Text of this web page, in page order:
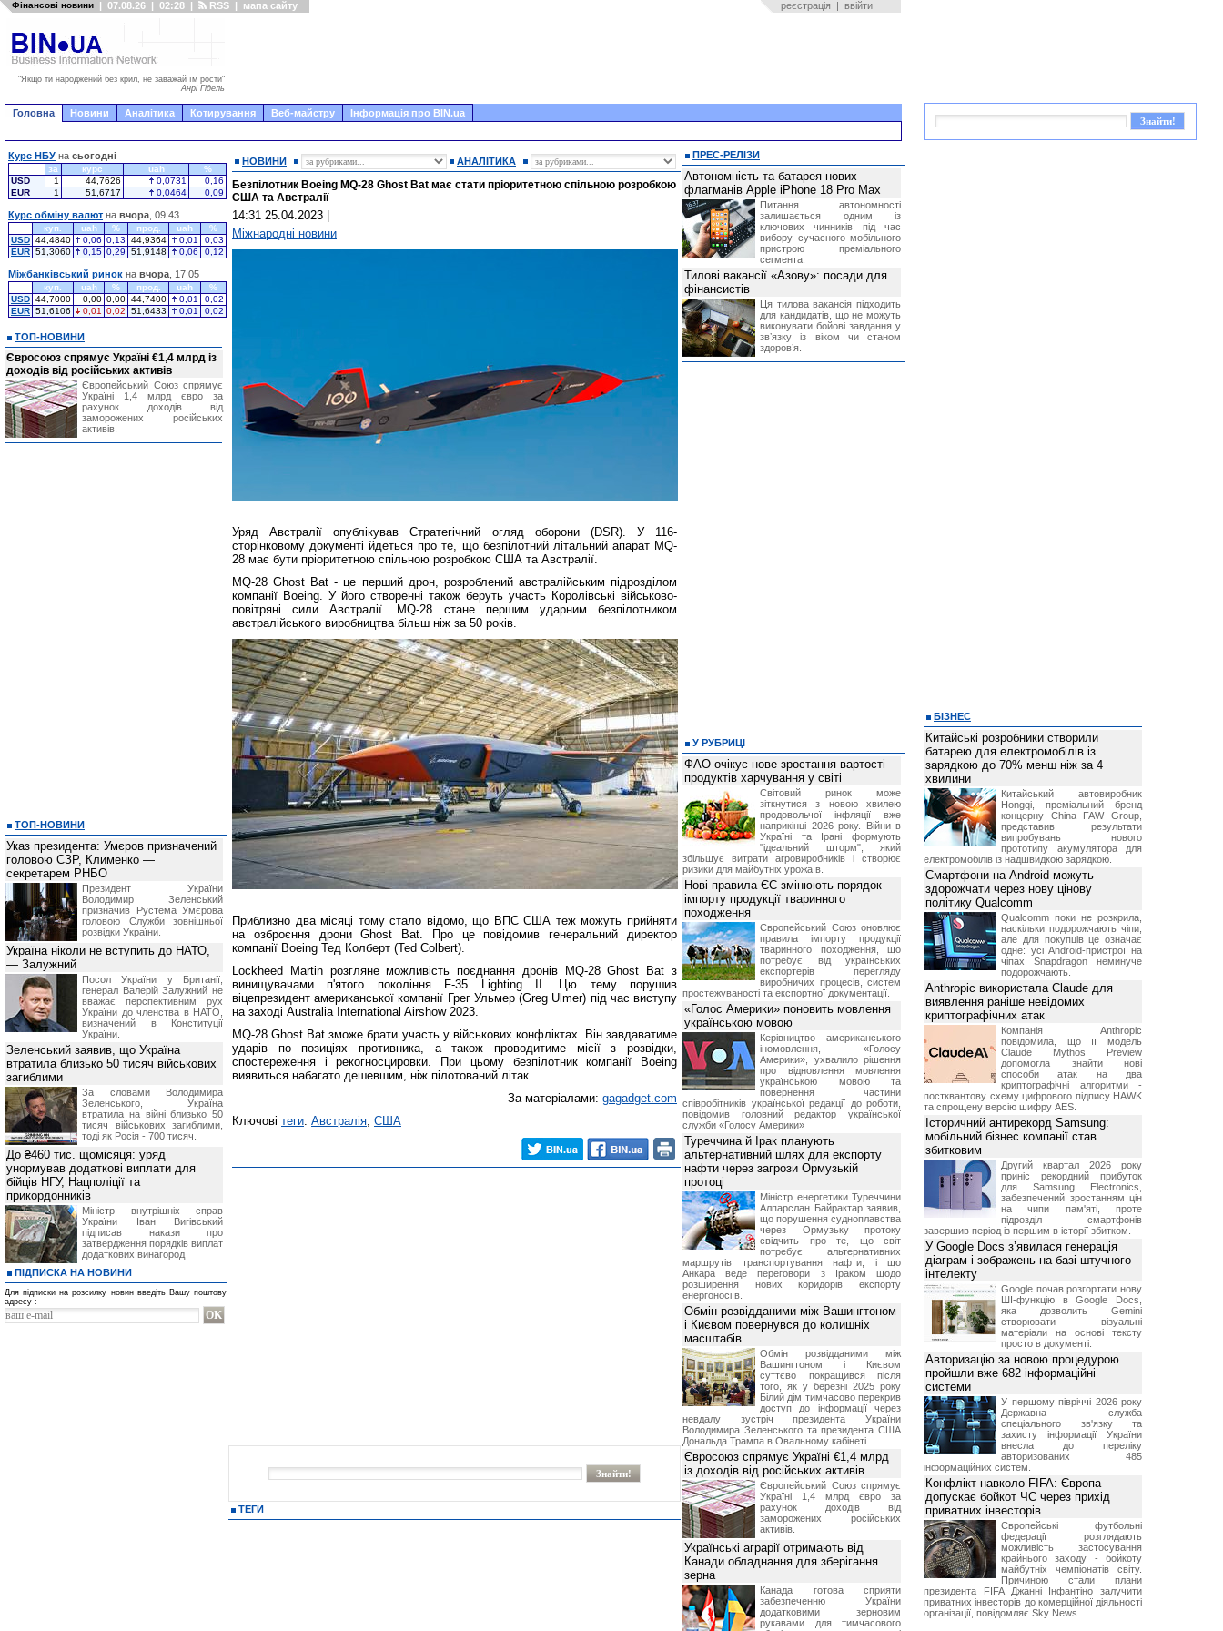
Фінансові новини | 07.08.26 | 02:28 | RSS | мапа сайту реєстрація | ввійти
"Якщо ти народжений без крил, не заважай їм рости"
Анрі Гідель
Головна Новини Аналітика Котирування Веб-майстру Інформація про BIN.ua
НОВИНИ АНАЛІТИКА
Безпілотник Boeing MQ-28 Ghost Bat має стати пріоритетною спільною розробкою
США та Австралії
14:31 25.04.2023
Міжнародні новини
Уряд Австралії опублікував Стратегічний огляд оборони (DSR). У 116-
сторінковому документі йдеться про те, що безпілотний літальний апарат MQ-
28 має бути пріоритетною спільною розробкою США та Австралії.
MQ-28 Ghost Bat - це перший дрон, розроблений австралійським підрозділом
компанії Boeing. У його створенні також беруть участь Королівські військово-
повітряні сили Австралії. MQ-28 стане першим ударним безпілотником
австралійського виробництва більш ніж за 50 років.
Приблизно два місяці тому стало відомо, що ВПС США теж можуть прийняти
на озброєння дрони Ghost Bat. Про це повідомив генеральний директор
компанії Boeing Тед Колберт (Ted Colbert).
Lockheed Martin розгляне можливість поєднання дронів MQ-28 Ghost Bat з
винищувачами п'ятого покоління F-35 Lighting II. Цю тему порушив
віцепрезидент американської компанії Грег Ульмер (Greg Ulmer) під час виступу
на заході Australia International Airshow 2023.
MQ-28 Ghost Bat зможе брати участь у військових конфліктах. Він завдаватиме
ударів по позиціях противника, а також проводитиме місії з розвідки,
спостереження і рекогносцировки. При цьому безпілотник компанії Boeing
виявиться набагато дешевшим, ніж пілотований літак.
За матеріалами: gagadget.com
Ключові теги: Австралія, США
ТЕГИ
Курс НБУ на сьогодні
за курс uah
%
USD
1 44,7626 0,0731
0,16
EUR
1 51,6717 0,0464 0,09
Курс обміну валют на вчора , 09:43
куп. uah % прод. uah
%
USD 44,4840 0,06 0,13 44,9364 0,01
0,03
EUR 51,3060 0,15 0,29 51,9148 0,06 0,12
Міжбанківський ринок на вчора , 17:05
куп. uah % прод. uah
%
USD 44,7000 0,00 0,00 44,7400 0,01
0,02
EUR 51,6106 0,01 0,02 51,6433 0,01 0,02
ТОП-НОВИНИ
Євросоюз спрямує Україні €1,4 млрд із
доходів від російських активів
Європейський Союз спрямує
Україні 1,4 млрд євро за
рахунок доходів від
заморожених російських
активів.
ТОП-НОВИНИ
Указ президента: Умєров призначений
головою СЗР, Клименко —
секретарем РНБО
Президент України
Володимир Зеленський
призначив Pустема Умєрова
головою Служби зовнішньої
розвідки України.
Україна ніколи не вступить до НАТО,
— Залужний
Посол України у Британії,
генерал Валерій Залужний не
вважає перспективним рух
України до членства в НАТО,
визначений в Конституції
України.
Зеленський заявив, що Україна
втратила близько 50 тисяч військових
загиблими
За словами Володимира
Зеленського, Україна
втратила на війні близько 50
тисяч військових загиблими,
тоді як Росія - 700 тисяч.
До ₴460 тис. щомісяця: уряд
унормував додаткові виплати для
бійців НГУ, Нацполіції та
прикордонників
Міністр внутрішніх справ
України Іван Вигівський
підписав накази про
затвердження порядків виплат
додаткових винагород
ПІДПИСКА НА НОВИНИ
Для підписки на розсилку новин введіть Вашу поштову
адресу :
ПРЕС-РЕЛІЗИ
Автономність та батарея нових
флагманів Apple iPhone 18 Pro Max
Питання автономності
залишається одним із
ключових чинників під час
вибору сучасного мобільного
пристрою преміального
сегмента.
Тилові вакансії «Азову»: посади для
фінансистів
Ця тилова вакансія підходить
для кандидатів, що не можуть
виконувати бойові завдання у
звʼязку із віком чи станом
здоровʼя.
У РУБРИЦІ
ФАО очікує нове зростання вартості
продуктів харчування у світі
Світовий ринок може
зіткнутися з новою хвилею
продовольчої інфляції вже
наприкінці 2026 року. Війни в
Україні та Ірані формують
"ідеальний шторм", який
збільшує витрати агровиробників і створює
ризики для майбутніх урожаїв.
Нові правила ЄС змінюють порядок
імпорту продукції тваринного
походження
Європейський Союз оновлює
правила імпорту продукції
тваринного походження, що
потребує від українських
експортерів перегляду
виробничих процесів, систем
простежуваності та експортної документації.
«Голос Америки» поновить мовлення
українською мовою
Керівництво американського
іномовлення, «Голосу
Америки», ухвалило рішення
про відновлення мовлення
українською мовою та
повернення частини
співробітників української редакції до роботи,
повідомив головний редактор української
служби «Голосу Америки»
Туреччина й Ірак планують
альтернативний шлях для експорту
нафти через загрози Ормузькій
протоці
Міністр енергетики Туреччини
Алпарслан Байрактар заявив,
що порушення судноплавства
через Ормузьку протоку
свідчить про те, що світ
потребує альтернативних
маршрутів транспортування нафти, і що
Анкара веде переговори з Іраком щодо
розширення нових коридорів експорту
енергоносіїв.
Обмін розвідданими між Вашингтоном
і Києвом повернувся до колишніх
масштабів
Обмін розвідданими між
Вашингтоном і Києвом
суттєво покращився після
того, як у березні 2025 року
Білий дім тимчасово перекрив
доступ до інформації через
невдалу зустріч президента України
Володимира Зеленського та президента США
Дональда Трампа в Овальному кабінеті.
Євросоюз спрямує Україні €1,4 млрд
із доходів від російських активів
Європейський Союз спрямує
Україні 1,4 млрд євро за
рахунок доходів від
заморожених російських
активів.
Українські аграрії отримають від
Канади обладнання для зберігання
зерна
Канада готова сприяти
забезпеченню України
додатковими зерновим
рукавами для тимчасового
БІЗНЕС
Китайські розробники створили
батарею для електромобілів із
зарядкою до 70% менш ніж за 4
хвилини
Китайський автовиробник
Hongqi, преміальний бренд
концерну China FAW Group,
представив результати
випробувань нового
прототипу акумулятора для
електромобілів із надшвидкою зарядкою.
Смартфони на Android можуть
здорожчати через нову цінову
політику Qualcomm
Qualcomm поки не розкрила,
наскільки подорожчають чіпи,
але для покупців це означає
одне: усі Android-пристрої на
чіпах Snapdragon неминуче
подорожчають.
Anthropic використала Claude для
виявлення раніше невідомих
криптографічних атак
Компанія Anthropic
повідомила, що її модель
Claude Mythos Preview
допомогла знайти нові
способи атак на два
криптографічні алгоритми -
постквантову схему цифрового підпису HAWK
та спрощену версію шифру AES.
Історичний антирекорд Samsung:
мобільний бізнес компанії став
збитковим
Другий квартал 2026 року
приніс рекордний прибуток
для Samsung Electronics,
забезпечений зростанням цін
на чипи пам'яті, проте
підрозділ смартфонів
завершив період із першим в історії збитком.
У Google Docs з’явилася генерація
діаграм і зображень на базі штучного
інтелекту
Google почав розгортати нову
ШІ-функцію в Google Docs,
яка дозволить Gemini
створювати візуальні
матеріали на основі тексту
просто в документі.
Авторизацію за новою процедурою
пройшли вже 682 інформаційні
системи
У першому півріччі 2026 року
Державна служба
спеціального зв'язку та
захисту інформації України
внесла до переліку
авторизованих 485
інформаційних систем.
Конфлікт навколо FIFA: Європа
допускає бойкот ЧС через прихід
приватних інвесторів
Європейські футбольні
федерації розглядають
можливість застосування
крайнього заходу - бойкоту
майбутніх чемпіонатів світу.
Причиною стали плани
президента FIFA Джанні Інфантіно залучити
приватних інвесторів до комерційної діяльності
організації, повідомляє Sky News.